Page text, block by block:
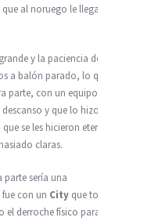
al noruego le llegaran
y la paciencia de los
a balón parado, lo que se
parte, con un equipo el
y que lo hizo
se les hicieron eternos
claras.
parte sería una
con un City que tocó
el derroche físico para